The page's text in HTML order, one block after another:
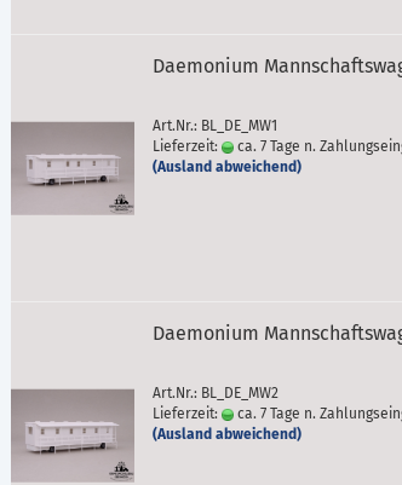
Daemonium
Art.Nr.: BL_DE_MW1
Lieferzeit:
ca. 7 Tage n.
(Ausland abweichend)
Daemonium
Art.Nr.: BL_DE_MW2
Lieferzeit:
ca. 7 Tage n.
(Ausland abweichend)